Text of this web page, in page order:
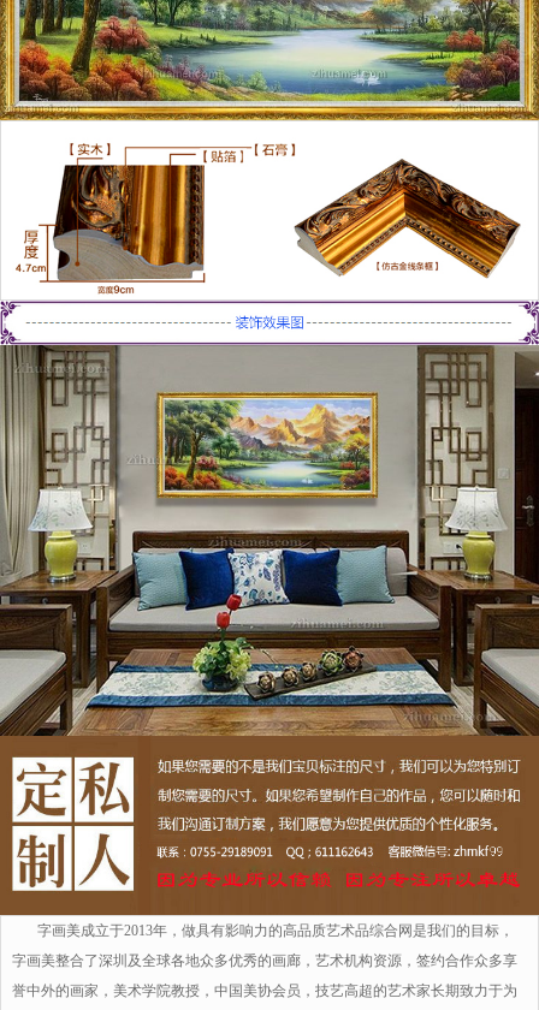
字画美成立于2013年，做具有影响力的高品质艺术品综合网是我们的目标，
字画美整合了深圳及全球各地众多优秀的画廊，艺术机构资源，签约合作众多享
誉中外的画家，美术学院教授，中国美协会员，技艺高超的艺术家长期致力于为